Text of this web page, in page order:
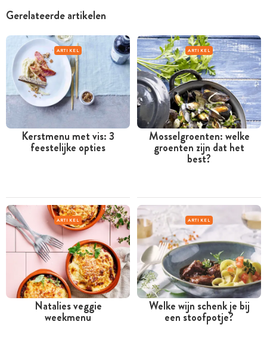
Gerelateerde artikelen
ARTIKEL
Kerstmenu met vis: 3
feestelijke opties
ARTIKEL
Mosselgroenten: welke
groenten zijn dat het
best?
ARTIKEL
Natalies veggie
weekmenu
ARTIKEL
Welke wijn schenk je bij
een stoofpotje?